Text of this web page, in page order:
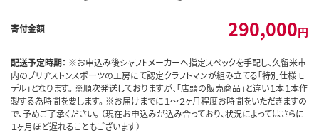
寄付金額 290,000円
配送予定時期： ※お申込み後シャフトメーカーへ指定スペックを手配し、久留米市
内のブリヂストンスポーツの工房にて認定クラフトマンが組み立てる「特別仕様モ
デル」となります。 ※順次発送しておりますが、「店頭の販売商品」と違い１本１本作
製する為時間を要します。 ※お届けまでに１～２ヶ月程度お時間をいただきますの
で、予めご了承ください。 （現在お申込みが込み合っており、状況によってはさらに
１ヶ月ほど遅れることもございます）